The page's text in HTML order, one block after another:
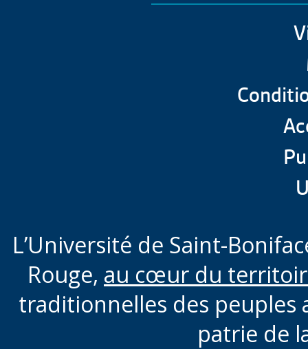
L’Université de Saint-
Rouge, au cœur du
traditionnelles des peuples
patrie de